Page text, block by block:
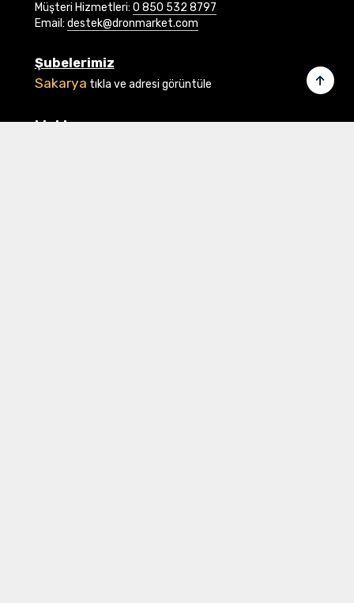
Müşteri Hizmetleri: 0 850 532 8797
Email: destek@dronmarket.com
Şubelerimiz
Sakarya tıkla ve adresi görüntüle
Linkler